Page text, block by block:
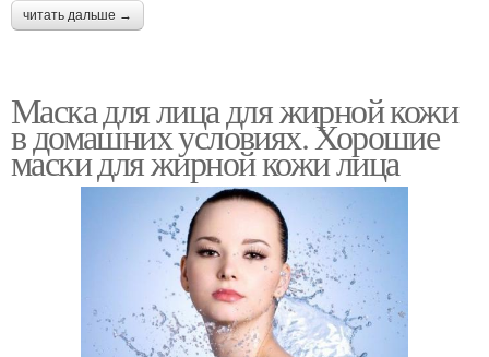
читать дальше →
Маска для лица для жирной кожи
в домашних условиях. Хорошие
маски для жирной кожи лица